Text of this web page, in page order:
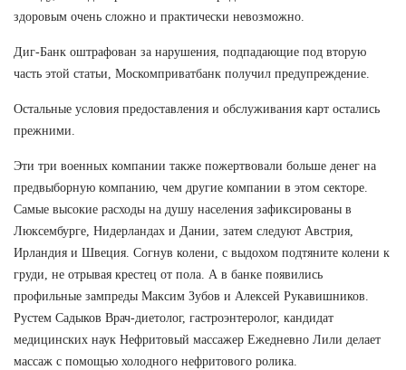
здоровым очень сложно и практически невозможно.
Диг-Банк оштрафован за нарушения, подпадающие под вторую
часть этой статьи, Москомприватбанк получил предупреждение.
Остальные условия предоставления и обслуживания карт остались
прежними.
Эти три военных компании также пожертвовали больше денег на
предвыборную компанию, чем другие компании в этом секторе.
Самые высокие расходы на душу населения зафиксированы в
Люксембурге, Нидерландах и Дании, затем следуют Австрия,
Ирландия и Швеция. Согнув колени, с выдохом подтяните колени к
груди, не отрывая крестец от пола. А в банке появились
профильные зампреды Максим Зубов и Алексей Рукавишников.
Рустем Садыков Врач-диетолог, гастроэнтеролог, кандидат
медицинских наук Нефритовый массажер Ежедневно Лили делает
массаж с помощью холодного нефритового ролика.